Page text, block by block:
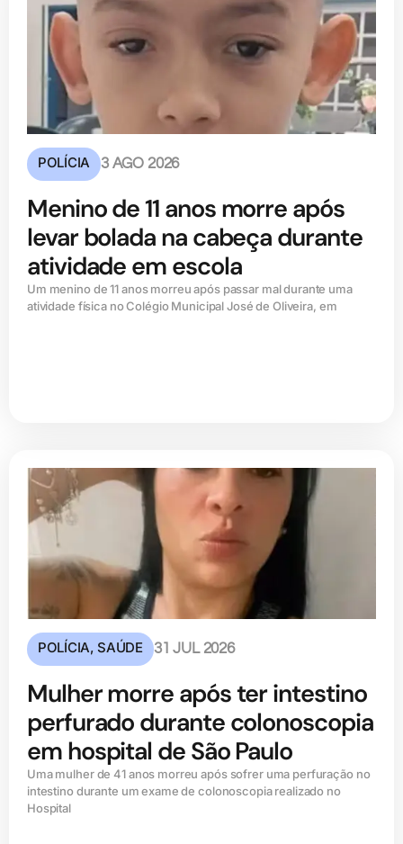
POLÍCIA 3 AGO 2026
Menino de 11 anos morre após
levar bolada na cabeça durante
atividade em escola
Um menino de 11 anos morreu após passar mal durante uma
atividade física no Colégio Municipal José de Oliveira, em
POLÍCIA,SAÚDE 31 JUL 2026
Mulher morre após ter intestino
perfurado durante colonoscopia
em hospital de São Paulo
Uma mulher de 41 anos morreu após sofrer uma perfuração no
intestino durante um exame de colonoscopia realizado no
Hospital